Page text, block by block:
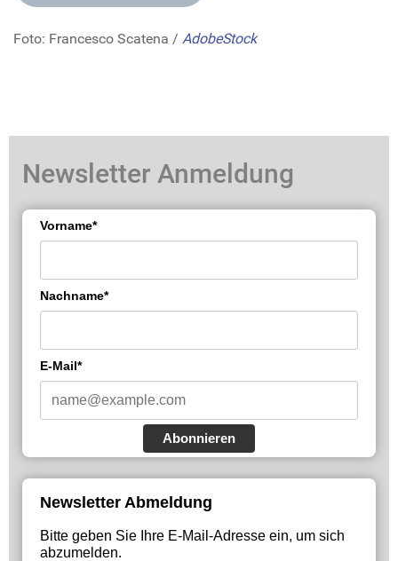
Foto: Francesco Scatena / AdobeStock
Newsletter Anmeldung
Vorname*
Nachname*
E-Mail*
Abonnieren
Newsletter Abmeldung
Bitte geben Sie Ihre E-Mail-Adresse ein, um sich
abzumelden.